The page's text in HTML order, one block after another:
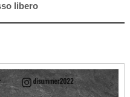
libero